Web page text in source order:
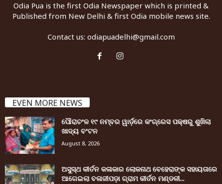
Odia Pua is the first Odia Newspaper which is printed &
Published from New Delhi & first Odia mobile news site.
Contact us: odiapuadelhi@gmail.com
EVEN MORE NEWS
ପୌରାଚଂଳ ୧୯ ନମ୍ବର ୱାର୍ଡ଼ରେ କଂଗ୍ରେସ ପକ୍ଷରୁ ଶୁଖିଲା
ଖାଦ୍ୟ ବଂଟନ
August 8, 2026
ଅସୁସ୍ଥ କୀର୍ତନ କଳାକାର ଲୋକନାଥ ବେହେରାଙ୍କ ସହାୟତାରେ
ଆଗେଇଲା ବଳାଜୀପଡ଼ା ଗ୍ରାମ କୀର୍ତନ ମଣ୍ଡଳୀ...